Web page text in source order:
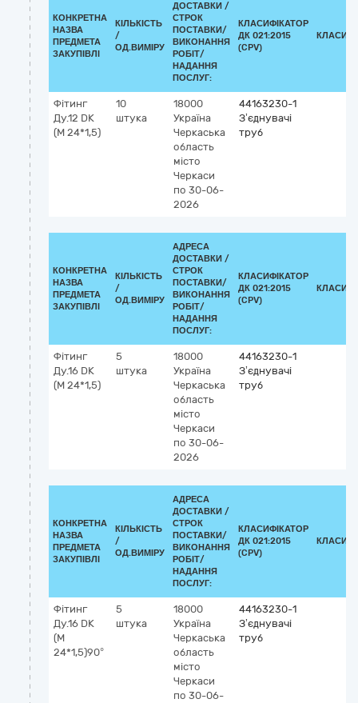
КОНКРЕТНА
НАЗВА
ПРЕДМЕТА
ЗАКУПІВЛІ
КІЛЬКІСТЬ
/
ОД.ВИМІРУ
ДОСТАВКИ /
СТРОК
ПОСТАВКИ/
ВИКОНАННЯ
РОБІТ/
НАДАННЯ
ПОСЛУГ:
КЛАСИФІКАТОР
ДК 021:2015
(CPV)
Фітинг
Ду.12 DK
(М 24*1,5)
10
штука
18000
Україна
Черкаська
область
місто
Черкаси
по 30-06-
2026
44163230-1
З’єднувачі
труб
КОНКРЕТНА
НАЗВА
ПРЕДМЕТА
ЗАКУПІВЛІ
КІЛЬКІСТЬ
/
ОД.ВИМІРУ
АДРЕСА
ДОСТАВКИ /
СТРОК
ПОСТАВКИ/
ВИКОНАННЯ
РОБІТ/
НАДАННЯ
ПОСЛУГ:
КЛАСИФІКАТОР
ДК 021:2015
(CPV)
Фітинг
Ду.16 DK
(М 24*1,5)
5
штука
18000
Україна
Черкаська
область
місто
Черкаси
по 30-06-
2026
44163230-1
З’єднувачі
труб
КОНКРЕТНА
НАЗВА
ПРЕДМЕТА
ЗАКУПІВЛІ
КІЛЬКІСТЬ
/
ОД.ВИМІРУ
АДРЕСА
ДОСТАВКИ /
СТРОК
ПОСТАВКИ/
ВИКОНАННЯ
РОБІТ/
НАДАННЯ
ПОСЛУГ:
КЛАСИФІКАТОР
ДК 021:2015
(CPV)
Фітинг
Ду.16 DK
(М
24*1,5)90°
5
штука
18000
Україна
Черкаська
область
місто
Черкаси
по 30-06-
44163230-1
З’єднувачі
труб